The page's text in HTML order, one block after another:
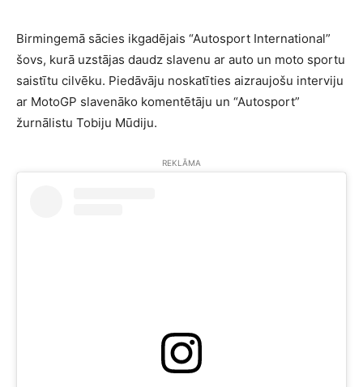
Birmingemā sācies ikgadējais “Autosport International”
šovs, kurā uzstājas daudz slavenu ar auto un moto sportu
saistītu cilvēku. Piedāvāju noskatīties aizraujošu interviju
ar MotoGP slavenāko komentētāju un “Autosport”
žurnālistu Tobiju Mūdiju.
REKLĀMA